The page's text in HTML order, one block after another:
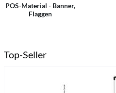
POS-Material - Banner,
Flaggen
Top-Seller